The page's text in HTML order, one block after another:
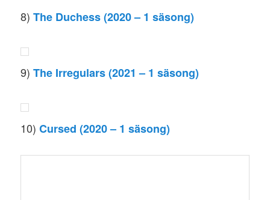
8)The Duchess (2020 – 1 säsong)
9)The Irregulars (2021 – 1 säsong)
10)Cursed (2020 – 1 säsong)